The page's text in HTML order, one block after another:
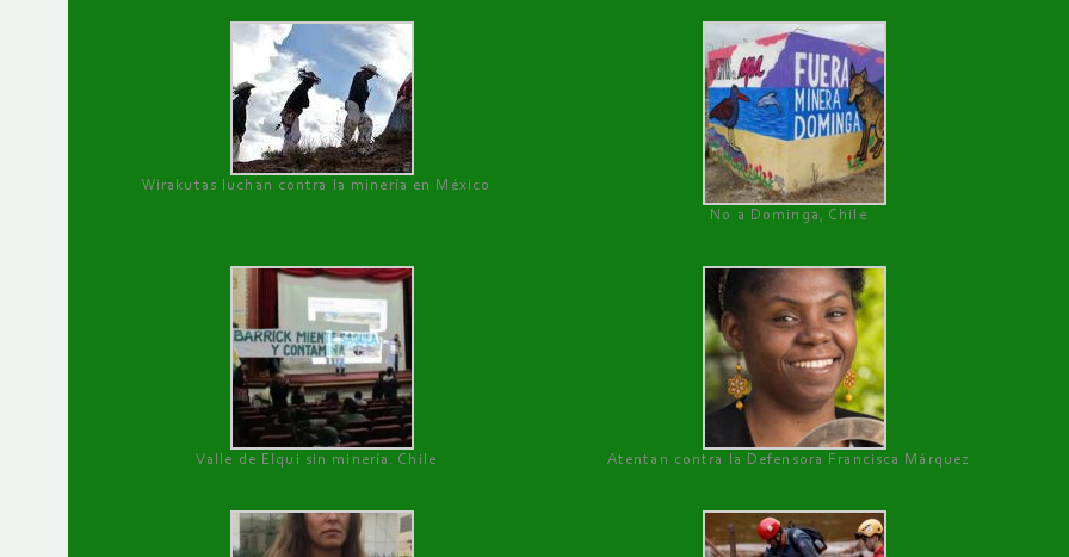
Wirakutas luchan contra la minería en México
No a Dominga, Chile
Valle de Elqui sin minería. Chile Atentan contra la Defensora Francisca Márquez